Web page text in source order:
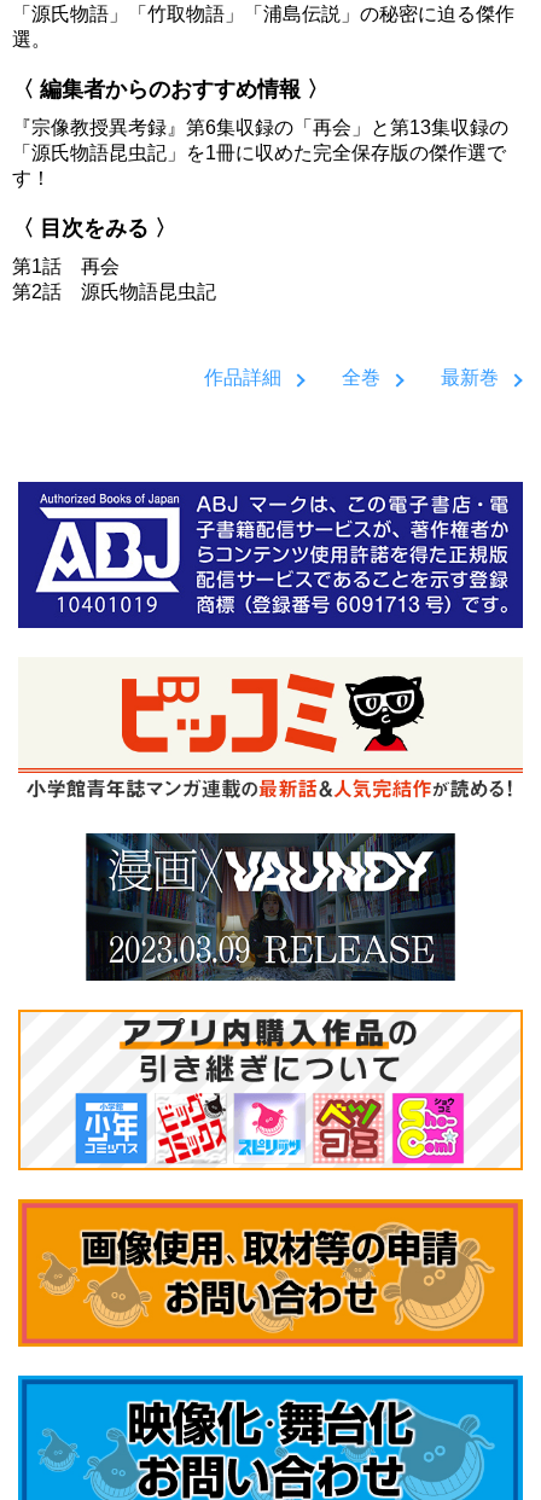
「源氏物語」「竹取物語」「浦島伝説」の秘密に迫る傑作
選。
〈 編集者からのおすすめ情報 〉
『宗像教授異考録』第6集収録の「再会」と第13集収録の
「源氏物語昆虫記」を1冊に収めた完全保存版の傑作選で
す！
〈 目次をみる 〉
第1話 再会
第2話 源氏物語昆虫記
作品詳細 全巻 最新巻